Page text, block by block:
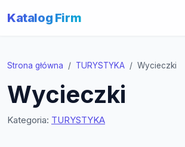
Katalog Firm
Strona główna TURYSTYKA Wycieczki
Wycieczki
Kategoria: TURYSTYKA